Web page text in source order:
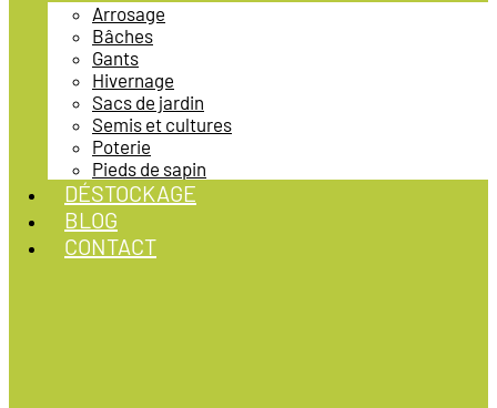
Arrosage
Bâches
Gants
Hivernage
Sacs de jardin
Semis et cultures
Poterie
Pieds de sapin
DÉSTOCKAGE
BLOG
CONTACT